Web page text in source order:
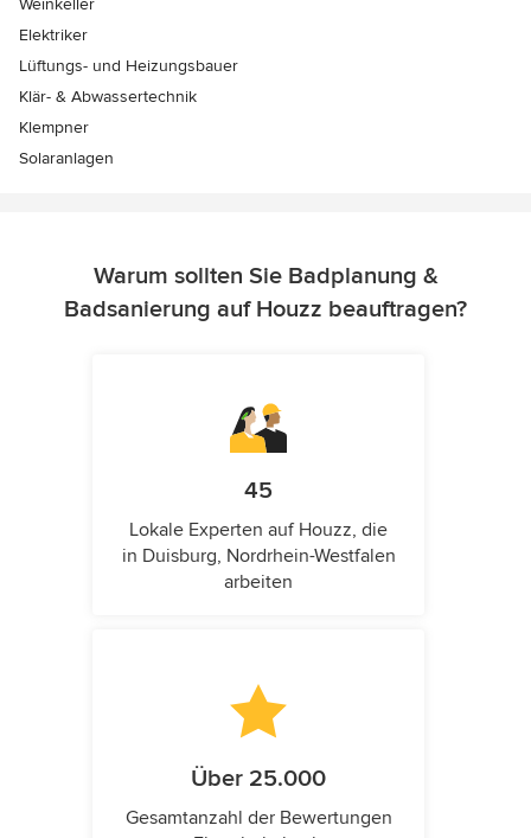
Weinkeller
Elektriker
Lüftungs- und Heizungsbauer
Klär- & Abwassertechnik
Klempner
Solaranlagen
Warum sollten Sie Badplanung &
Badsanierung auf Houzz beauftragen?
45
Lokale Experten auf Houzz, die
in Duisburg, Nordrhein-Westfalen
arbeiten
Über 25.000
Gesamtanzahl der Bewertungen